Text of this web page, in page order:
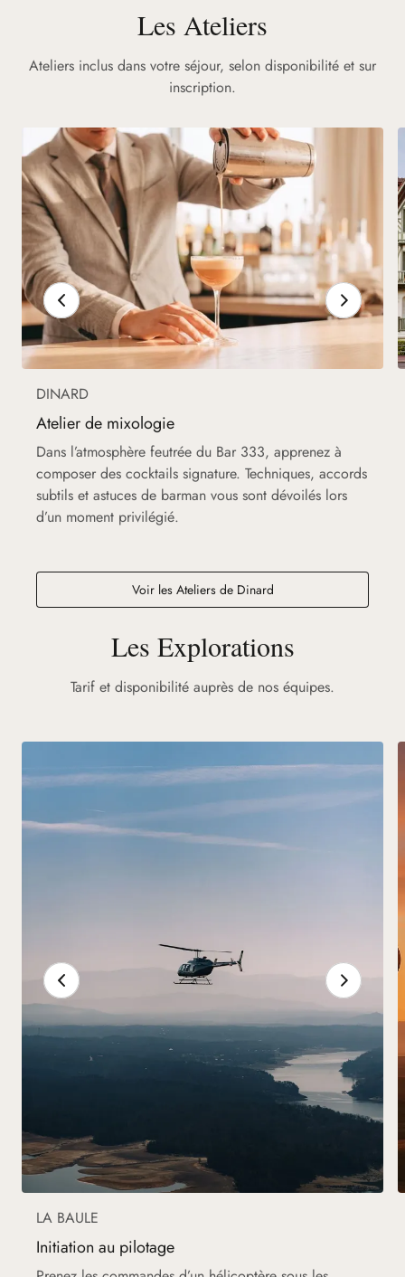
Les Ateliers
Ateliers inclus dans votre séjour, selon disponibilité et sur
inscription.
DINARD
Atelier de mixologie
Dans l’atmosphère feutrée du Bar 333, apprenez à
composer des cocktails signature. Techniques, accords
subtils et astuces de barman vous sont dévoilés lors
d’un moment privilégié.
Voir les Ateliers de Dinard
Les Explorations
Tarif et disponibilité auprès de nos équipes.
LA BAULE
Initiation au pilotage